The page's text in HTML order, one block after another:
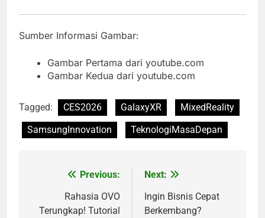
Sumber Informasi Gambar:
Gambar Pertama dari youtube.com
Gambar Kedua dari youtube.com
Tagged: CES2026 GalaxyXR
MixedReality
SamsungInnovation
TeknologiMasaDepan
navigation
Previous:
Rahasia OVO
Terungkap! Tutorial
Next:
Ingin Bisnis Cepat
Berkembang?